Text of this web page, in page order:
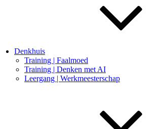
Denkhuis
Training | Faalmoed
Training | Denken met AI
Leergang | Werkmeesterschap